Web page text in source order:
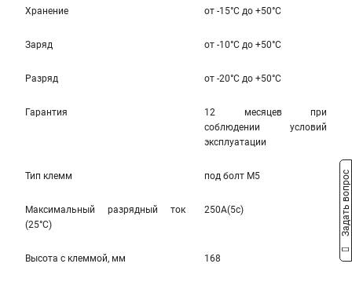
Хранение от -15°С до +50°С
Заряд от -10°С до +50°С
Разряд от -20°С до +50°С
Гарантия
12 месяцев при
соблюдении условий
эксплуатации
Тип клемм под болт M5
Максимальный разрядный ток
(25°С)
250A(5c)
Высота c клеммой, мм 168
Задать вопрос